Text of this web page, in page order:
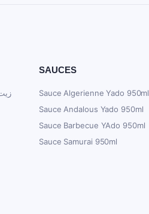
SAUCES
Sauce Algerienne Yado 950ml
Sauce Andalous Yado 950ml
Sauce Barbecue YAdo 950ml
Sauce Samurai 950ml